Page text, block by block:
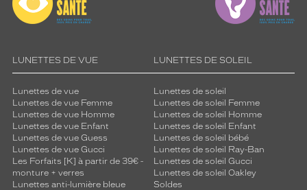
LUNETTES DE VUE
Lunettes de vue
Lunettes de vue Femme
Lunettes de vue Homme
Lunettes de vue Enfant
Lunettes de vue Guess
Lunettes de vue Gucci
Les Forfaits [K] à partir de 39€ -
monture + verres
Lunettes anti-lumière bleue
LUNETTES DE SOLEIL
Lunettes de soleil
Lunettes de soleil Femme
Lunettes de soleil Homme
Lunettes de soleil Enfant
Lunettes de soleil bébé
Lunettes de soleil Ray-Ban
Lunettes de soleil Gucci
Lunettes de soleil Oakley
Soldes